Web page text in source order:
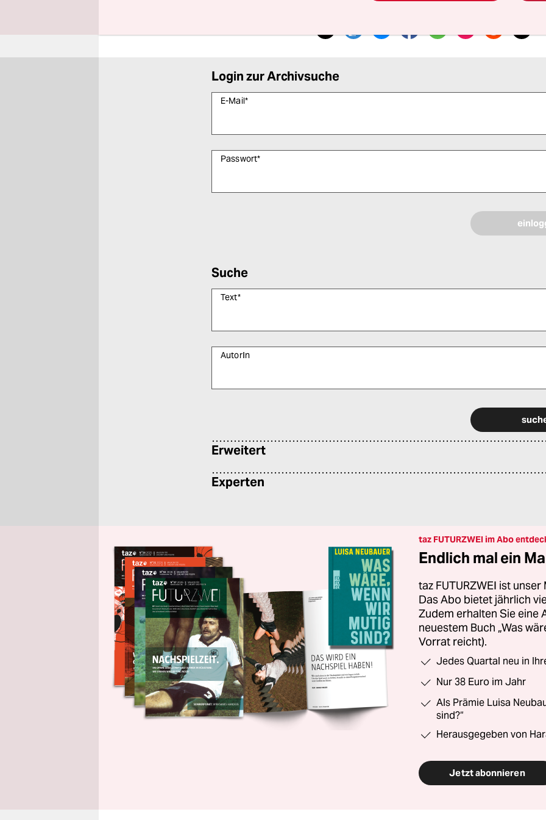
Login zur Archivsuche
E-Mail*
Passwort*
Suche
Text*
AutorIn
Erweitert
Experten
taz FUTURZWEI im Abo
Endlich mal ein
taz FUTURZWEI ist
Das Abo bietet jährlich
Zudem erhalten Sie eine
neuestem Buch „Was
Vorrat reicht).
Jedes Quartal neu in
Nur 38 Euro im Jahr
Als Prämie Luisa
sind?“
Herausgegeben von
Jetzt abonnieren